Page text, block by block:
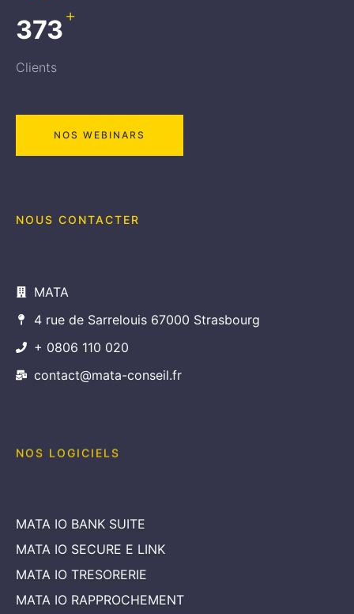
405 +
Clients
NOS WEBINARS
NOUS CONTACTER
MATA
4 rue de Sarrelouis 67000 Strasbourg
+ 0806 110 020
contact@mata-conseil.fr
NOS LOGICIELS
MATA IO BANK SUITE
MATA IO SECURE E LINK
MATA IO TRESORERIE
MATA IO RAPPROCHEMENT